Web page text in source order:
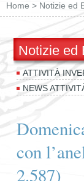
Home > Notizie ed
Notizie ed
ATTIVITÀ
NEWS
con
2.587)